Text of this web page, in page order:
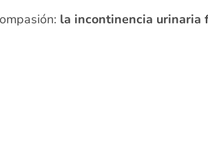
la incontinencia urinaria